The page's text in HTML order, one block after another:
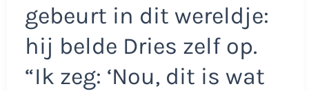
gebeurt in dit wereldje:
hij belde Dries zelf op.
“Ik zeg: ‘Nou, dit is wat